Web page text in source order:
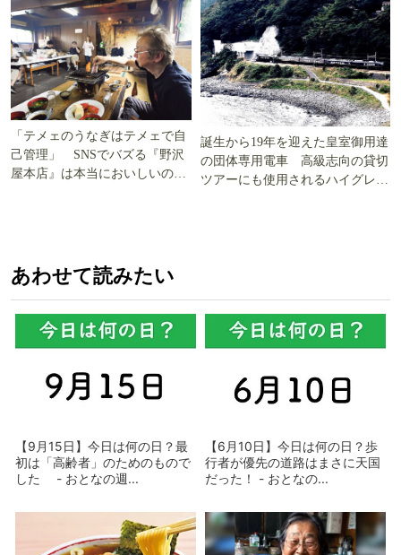
「テメェのうなぎはテメェで自
己管理」 SNSでバズる『野沢
屋本店』は本当においしいの
誕生から19年を迎えた皇室御用達
の団体専用電車 高級志向の貸切
ツアーにも使用されるハイグレー
あわせて読みたい
【9月15日】今日は何の日？最
初は「高齢者」のためのもので
した - おとなの週...
【6月10日】今日は何の日？歩
行者が優先の道路はまさに天国
だった！ - おとなの...